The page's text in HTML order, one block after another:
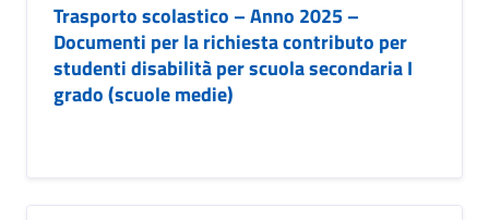
Trasporto scolastico – Anno 2025 –
Documenti per la richiesta contributo per
studenti disabilità per scuola secondaria I
grado (scuole medie)